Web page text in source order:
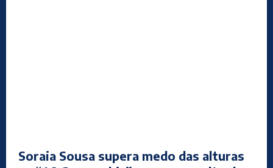
Soraia Sousa supera medo das alturas